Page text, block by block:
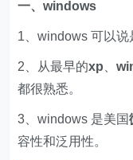
一、windows
1、windows 可以说
2、从最早的xp 、
都很熟悉。
3、windows 是美国
容性和泛用性。